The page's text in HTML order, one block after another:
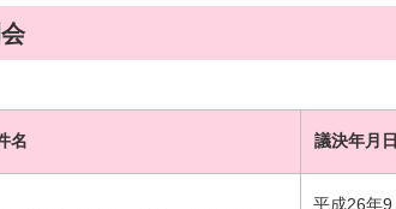
名 議決年月日
平成26年9